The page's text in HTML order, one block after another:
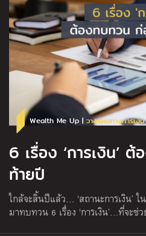
Wealth Me Up | วางแผนทางการเงิน
6 เรื่อง ‘การเงิน’
ท้ายปี
ใกล้จะสิ้นปีแล้ว… ‘สถานะการเงิน’
มาทบทวน 6 เรื่อง ‘การเงิน’…ที่จะช่